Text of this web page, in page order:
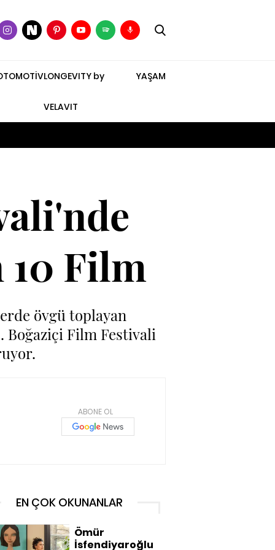
LONGEVITY by
VELAVIT
YAŞAM
10 Film
övgü toplayan
Boğaziçi Film Festivali
ABONE OL
EN ÇOK OKUNANLAR
Ömür
İsfendiyaroğlu